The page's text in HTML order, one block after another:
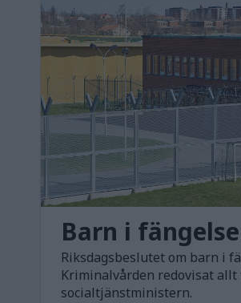
Barn i
Riksdagsbeslutet om barn i
Kriminalvården redovisat
socialtjänstministern.